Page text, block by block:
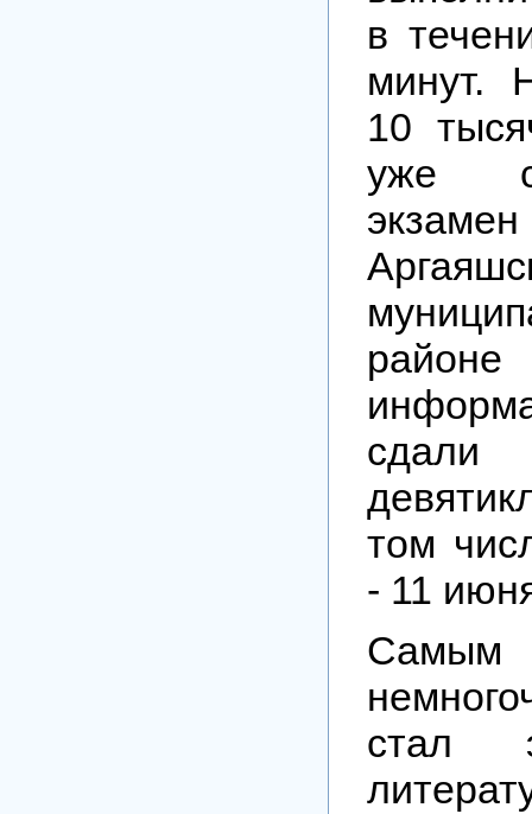
в
минут.
10
уже
том
- 11
Самым
стал